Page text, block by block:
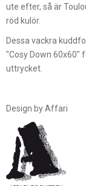
ute efter, så är
röd kulör.
Dessa vackra
"Cosy Down 60x60"
uttrycket.
Design by Affari